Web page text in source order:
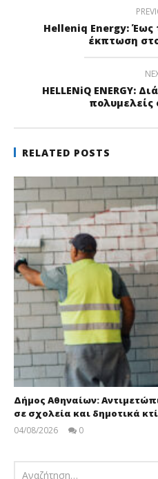
Helleniq Energy: Έως
έκπτωση
HELLENiQ ENERGY:
πολυμελείς
RELATED POSTS
Δήμος Αθηναίων:
σε σχολεία και δημοτικά
04/08/2026
0